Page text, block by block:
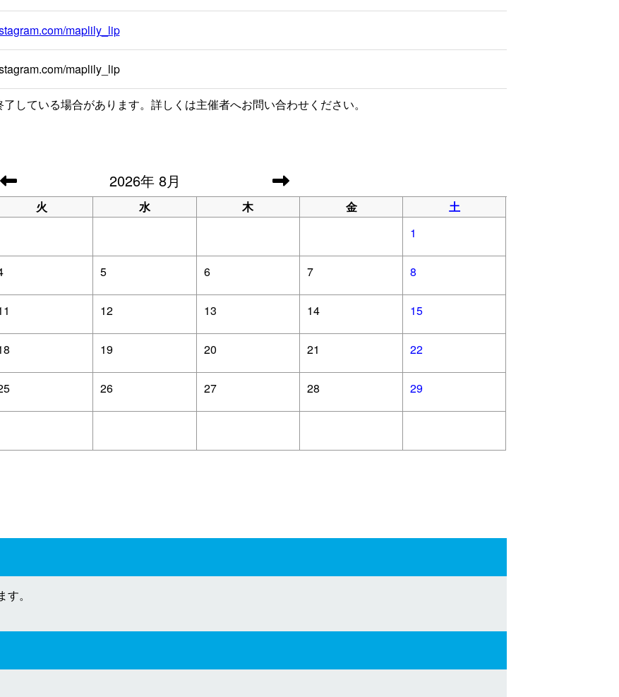
maplily_lip
maplily_lip
している場合があります。詳しくは主催者へお問い合わせください。
2026年 8月
火 水 木 金
土
1
5 6 7 8
12 13 14 15
19 20 21 22
26 27 28 29
。